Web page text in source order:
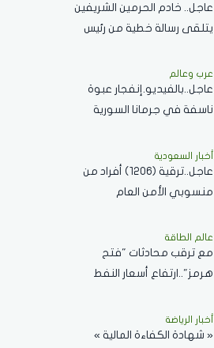
عاجل.. خادم الحرمين الشريفين
يتلقى رسالة خطية من رئيس
العلاقات الثنائية
عرب وعالم
عاجل..بالفيديو.إنفجار عبوة
ناسفة في جرمانا السورية
أخبار السعودية
عاجل..ترقية (1206) أفراد من
منسوبي الأمن العام
عالم الطاقة
مع ترقب محادثات "فتح
هرمز"..ارتفاع أسعار النفط
دولارًا للبرميل
أخبار الرياضة
« شهادة الكفاءة المالية »